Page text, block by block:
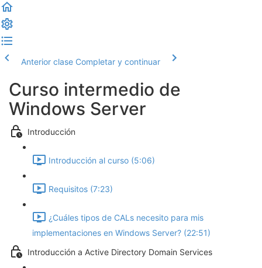
Anterior clase Completar y continuar
Curso intermedio de
Windows Server
Introducción
Introducción al curso (5:06)
Requisitos (7:23)
¿Cuáles tipos de CALs necesito para mis
implementaciones en Windows Server? (22:51)
Introducción a Active Directory Domain Services